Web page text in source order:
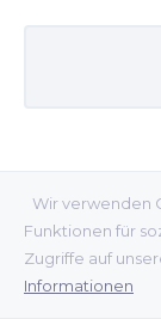
Wir verwenden
Funktionen für
Zugriffe auf
Informationen